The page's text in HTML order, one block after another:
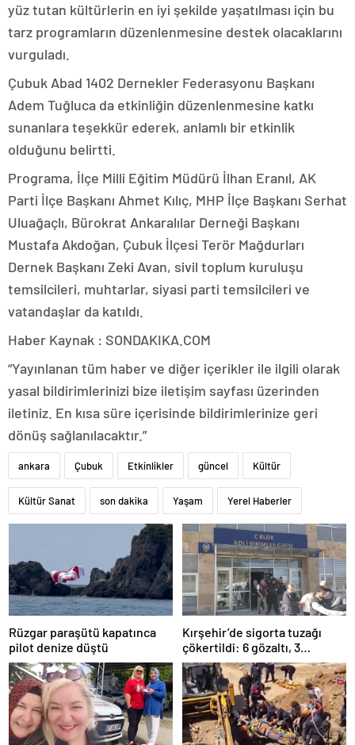
yüz tutan kültürlerin en iyi şekilde yaşatılması için bu
tarz programların düzenlenmesine destek olacaklarını
vurguladı.
Çubuk Abad 1402 Dernekler Federasyonu Başkanı
Adem Tuğluca da etkinliğin düzenlenmesine katkı
sunanlara teşekkür ederek, anlamlı bir etkinlik
olduğunu belirtti.
Programa, İlçe Milli Eğitim Müdürü İlhan Eranıl, AK
Parti İlçe Başkanı Ahmet Kılıç, MHP İlçe Başkanı Serhat
Uluağaçlı, Bürokrat Ankaralılar Derneği Başkanı
Mustafa Akdoğan, Çubuk İlçesi Terör Mağdurları
Dernek Başkanı Zeki Avan, sivil toplum kuruluşu
temsilcileri, muhtarlar, siyasi parti temsilcileri ve
vatandaşlar da katıldı.
Haber Kaynak : SONDAKIKA.COM
“Yayınlanan tüm haber ve diğer içerikler ile ilgili olarak
yasal bildirimlerinizi bize iletişim sayfası üzerinden
iletiniz. En kısa süre içerisinde bildirimlerinize geri
dönüş sağlanılacaktır.”
ankara Çubuk Etkinlikler güncel Kültür
Kültür Sanat son dakika Yaşam Yerel Haberler
Rüzgar paraşütü kapatınca
pilot denize düştü
Kırşehir’de sigorta tuzağı
çökertildi: 6 gözaltı, 3
tutuklama